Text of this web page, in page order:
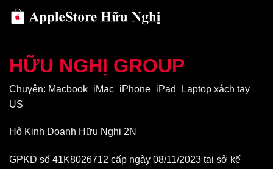
HỮU NGHỊ GROUP
Chuyên: Macbook_iMac_iPhone_iPad_Laptop xách tay
US
Hộ Kinh Doanh Hữu Nghị 2N
GPKD số 41K8026712 cấp ngày 08/11/2023 tại sở kế